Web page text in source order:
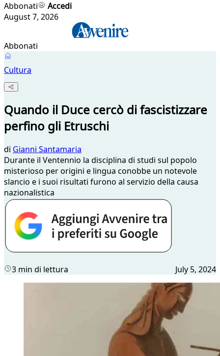
Abbonati
Accedi
August 7, 2026
Abbonati
Cultura
Quando il Duce cercò di fascistizzare
perfino gli Etruschi
di Gianni Santamaria
Durante il Ventennio la disciplina di studi sul popolo
misterioso per origini e lingua conobbe un notevole
slancio e i suoi risultati furono al servizio della causa
nazionalistica
3 min di lettura July 5, 2024